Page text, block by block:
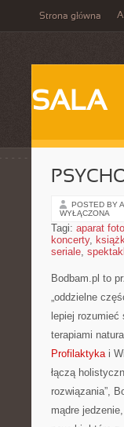
Strona główna
SALA
POSTED BY
WYŁĄCZONA
Tagi: aparat
koncerty,
seriale,
Bodbam.pl to
„oddzielne
lepiej
terapiami
Profilaktykai
łączą
rozwiązania”,
mądre